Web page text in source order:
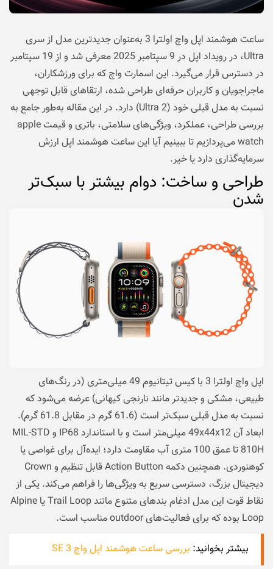
ساعت هوشمند اپل واچ اولترا 3 به‌عنوان جدیدترین مدل از سری
Ultra، در رویداد اپل در 9 سپتامبر 2025 معرفی شد و از 19 سپتامبر
در دسترس قرار می‌گیرد. این اسمارت واچ که برای ورزشکاران،
ماجراجویان و کاربران حرفه‌ای طراحی شده، ارتقاهای قابل توجهی
نسبت به مدل قبلی خود (Ultra 2) دارد. در این مقاله به‌طور جامع به
بررسی طراحی، عملکرد، ویژگی‌های سلامتی، باتری و قیمت apple
watch می‌پردازیم تا ببینیم آیا این ساعت هوشمند اپل ارزش
سرمایه‌گذاری دارد یا خیر.
طراحی و ساخت: دوام بیشتر با سبک‌تر
شدن
اپل واچ اولترا 3 با کیس تیتانیوم 49 میلی‌متری (در رنگ‌های
طبیعی، مشکی و جدیدتر مانند نارنجی کیهانی) عرضه می‌شود که
نسبت به مدل قبلی سبک‌تر است (61.6 گرم در مقابل 61.8 گرم).
ابعاد آن 49x44x12 میلی‌متر است و با استاندارد IP68 و MIL-STD
810H تا عمق 100 متری آب مقاومت دارد؛ ایده‌آل برای غواصی یا
کوهنوردی. همچنین دکمه Action Button قابل تنظیم و Crown
دیجیتال بزرگ، دسترسی سریع به ویژگی‌ها را فراهم می‌کند. یکی از
نقاط قوت این مدل ادغام بندهای متنوع مانند Trail Loop یا Alpine
Loop بوده که برای فعالیت‌های outdoor مناسب است.
بیشتر بخوانید: بررسی ساعت هوشمند اپل واچ SE 3